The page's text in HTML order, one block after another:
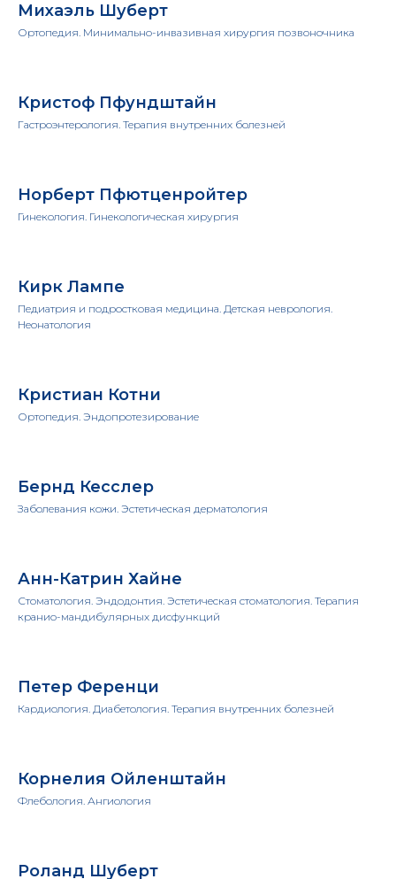
Михаэль Шуберт
Ортопедия. Минимально-инвазивная хирургия позвоночника
Кристоф Пфундштайн
Гастроэнтерология. Терапия внутренних болезней
Норберт Пфютценройтер
Гинекология. Гинекологическая хирургия
Кирк Лампе
Педиатрия и подростковая медицина. Детская неврология.
Неонатология
Кристиан Котни
Ортопедия. Эндопротезирование
Бернд Кесслер
Заболевания кожи. Эстетическая дерматология
Анн-Катрин Хайне
Стоматология. Эндодонтия. Эстетическая стоматология. Терапия
кранио-мандибулярных дисфункций
Петер Ференци
Кардиология. Диабетология. Терапия внутренних болезней
Корнелия Ойленштайн
Флебология. Ангиология
Роланд Шуберт